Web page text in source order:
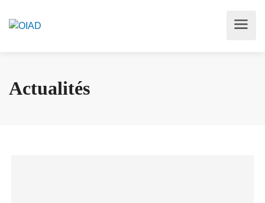
Actualités